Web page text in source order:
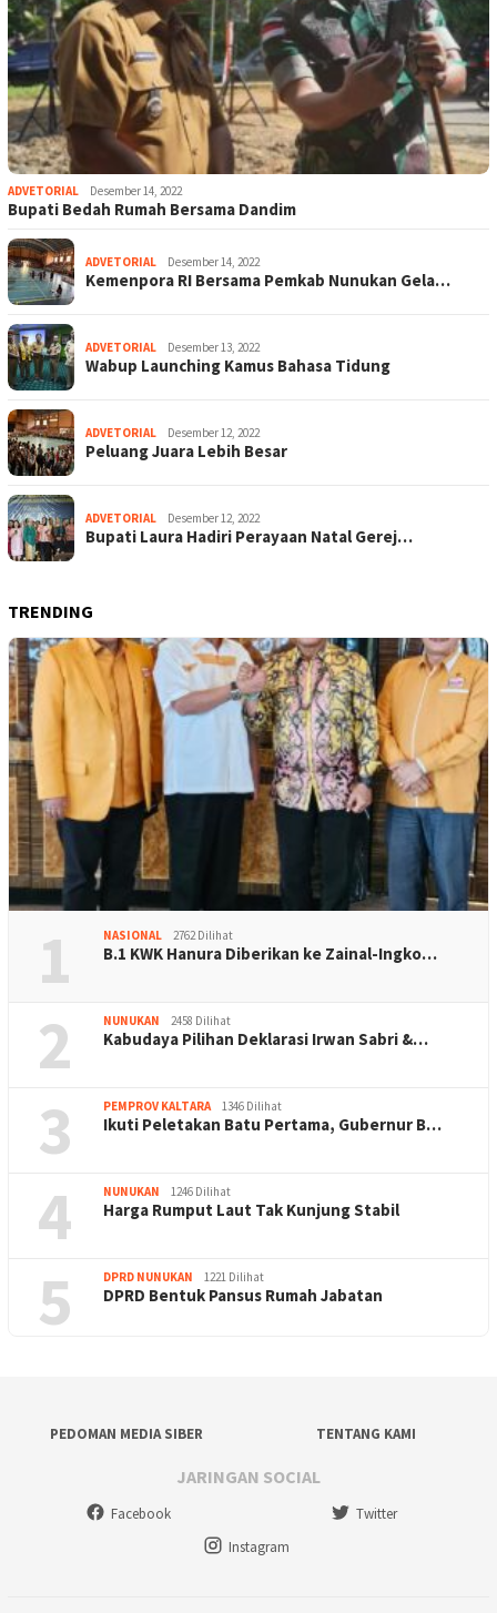
ADVETORIAL Desember 14, 2022
Bupati Bedah Rumah Bersama Dandim
ADVETORIAL Desember 14, 2022
Kemenpora RI Bersama Pemkab Nunukan Gela…
ADVETORIAL Desember 13, 2022
Wabup Launching Kamus Bahasa Tidung
ADVETORIAL Desember 12, 2022
Peluang Juara Lebih Besar
ADVETORIAL Desember 12, 2022
Bupati Laura Hadiri Perayaan Natal Gerej…
TRENDING
1 NASIONAL 2762 Dilihat
B.1 KWK Hanura Diberikan ke Zainal-Ingko…
2 NUNUKAN 2458 Dilihat
Kabudaya Pilihan Deklarasi Irwan Sabri &…
3 PEMPROV KALTARA 1346 Dilihat
Ikuti Peletakan Batu Pertama, Gubernur B…
4 NUNUKAN 1246 Dilihat
Harga Rumput Laut Tak Kunjung Stabil
5 DPRD NUNUKAN 1221 Dilihat
DPRD Bentuk Pansus Rumah Jabatan
PEDOMAN MEDIA SIBER TENTANG KAMI
JARINGAN SOCIAL
Facebook
Twitter
Instagram